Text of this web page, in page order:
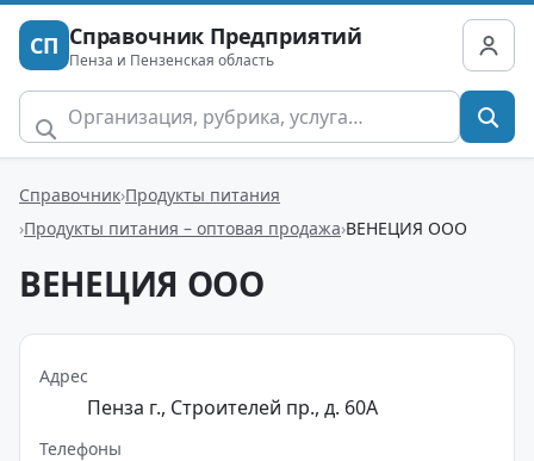
СП Справочник Предприятий
Пенза и Пензенская область
Справочник Продукты питания
Продукты питания – оптовая продажа ВЕНЕЦИЯ ООО
ВЕНЕЦИЯ ООО
Адрес
Пенза г., Строителей пр., д. 60А
Телефоны